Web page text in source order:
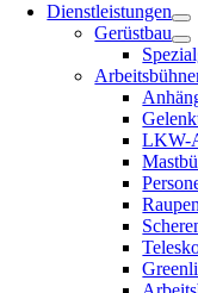
Dienstleistungen
Gerüstbau
LKW-